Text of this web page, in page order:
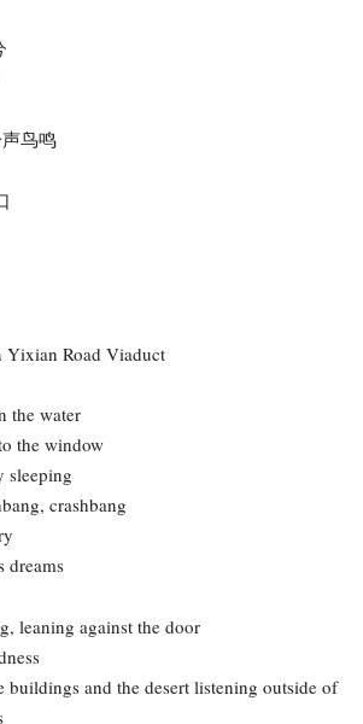
鸟鸣
Yixian Road Viaduct
the water
the window
sleeping
crashbang
dreams
leaning against the door
buildings and the desert listening outside of